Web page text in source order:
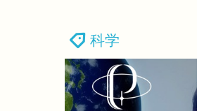
科学